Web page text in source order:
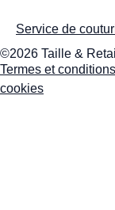
Service de
©2026 Taille &
Termes et
cookies